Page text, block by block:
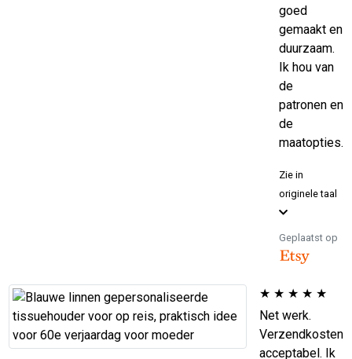
goed
gemaakt en
duurzaam.
Ik hou van
de
patronen en
de
maatopties.
Zie in
originele taal
Geplaatst op
★ ★ ★ ★ ★
Net werk.
Verzendkosten
acceptabel. Ik